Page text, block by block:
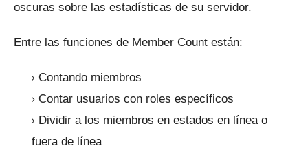
oscuras sobre las estadísticas de su servidor.
Entre las funciones de Member Count están:
Contando miembros
Contar usuarios con roles específicos
Dividir a los miembros en estados en línea o
fuera de línea